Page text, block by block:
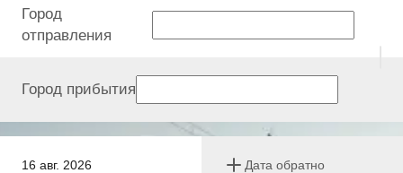
16 авг. 2026 Дата обратно
Город
отправления
Город прибытия